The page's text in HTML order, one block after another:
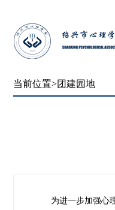
当前位置>团建园地
为进一步加强心